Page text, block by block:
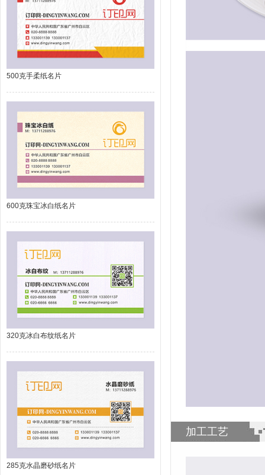
500克手柔纸名片
600克珠宝冰白纸名片
320克冰白布纹纸名片
285克水晶磨砂纸名片
加工工艺